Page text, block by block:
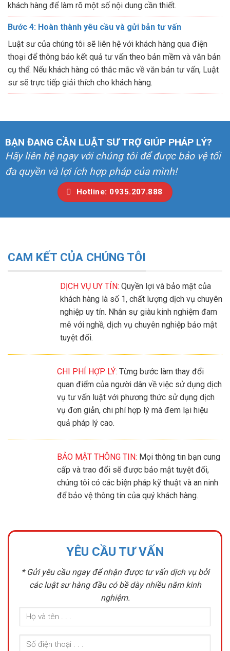
khách hàng để làm rõ một số nội dung cần thiết.
Bước 4: Hoàn thành yêu cầu và gửi bản tư vấn
Luật sư của chúng tôi sẽ liên hệ với khách hàng qua điện
thoại để thông báo kết quả tư vấn theo bản mềm và văn bản
cụ thể. Nếu khách hàng có thắc mắc về văn bản tư vấn, Luật
sư sẽ trực tiếp giải thích cho khách hàng.
BẠN ĐANG CẦN LUẬT SƯ TRỢ GIÚP PHÁP LÝ?
Hãy liên hệ ngay với chúng tôi để được bảo vệ tối
đa quyền và lợi ích hợp pháp của mình!
Hotline: 0935.207.888
CAM KẾT CỦA CHÚNG TÔI
DỊCH VỤ UY TÍN: Quyền lợi và bảo mật của
khách hàng là số 1, chất lượng dịch vụ chuyên
nghiệp uy tín. Nhân sự giàu kinh nghiệm đam
mê với nghề, dịch vụ chuyên nghiệp bảo mật
tuyệt đối.
CHI PHÍ HỢP LÝ: Từng bước làm thay đổi
quan điểm của người dân về việc sử dụng dịch
vụ tư vấn luật với phương thức sử dụng dịch
vụ đơn giản, chi phí hợp lý mà đem lại hiệu
quả pháp lý cao.
BẢO MẬT THÔNG TIN: Mọi thông tin bạn cung
cấp và trao đổi sẽ được bảo mật tuyệt đối,
chúng tôi có các biện pháp kỹ thuật và an ninh
để bảo vệ thông tin của quý khách hàng.
YÊU CẦU TƯ VẤN
* Gửi yêu cầu ngay để nhận được tư vấn dịch vụ bởi
các luật sư hàng đầu có bề dày nhiều năm kinh
nghiệm.